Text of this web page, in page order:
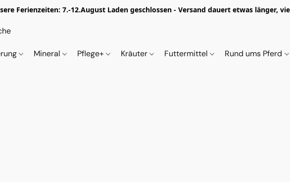
Ferienzeiten: 7.-12.August Laden geschlossen - Versand dauert etwas länger,
Mineral Pflege+ Kräuter Futtermittel Rund ums Pferd